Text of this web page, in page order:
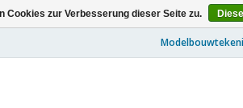
Cookies zur Verbesserung dieser Seite zu.